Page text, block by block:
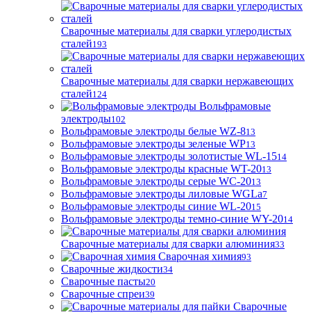
Сварочные материалы для сварки углеродистых
сталей193
Сварочные материалы для сварки нержавеющих
сталей124
Вольфрамовые
электроды102
Вольфрамовые электроды белые WZ-813
Вольфрамовые электроды зеленые WP13
Вольфрамовые электроды золотистые WL-1514
Вольфрамовые электроды красные WT-2013
Вольфрамовые электроды серые WC-2013
Вольфрамовые электроды лиловые WGLa7
Вольфрамовые электроды синие WL-2015
Вольфрамовые электроды темно-синие WY-2014
Сварочные материалы для сварки алюминия33
Сварочная химия93
Сварочные жидкости34
Сварочные пасты20
Сварочные спреи39
Сварочные